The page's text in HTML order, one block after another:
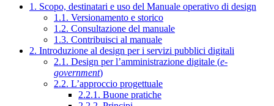
1. Scopo, destinatari e uso del Manuale operativo di design
1.1. Versionamento e storico
1.2. Consultazione del manuale
1.3. Contribuisci al manuale
2. Introduzione al design per i servizi pubblici digitali
2.1. Design per l’amministrazione digitale (e-
government)
2.2. L’approccio progettuale
2.2.1. Buone pratiche